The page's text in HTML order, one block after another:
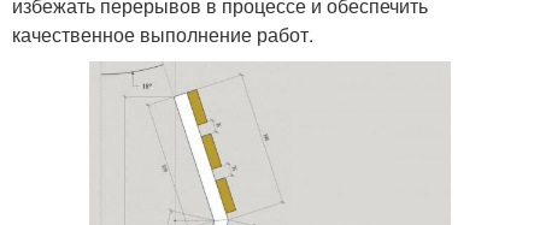
избежать перерывов в процессе и обеспечить
качественное выполнение работ.